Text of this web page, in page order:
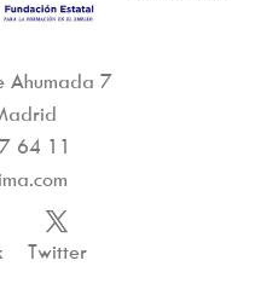
Ahumada 7
64 11
Twitter